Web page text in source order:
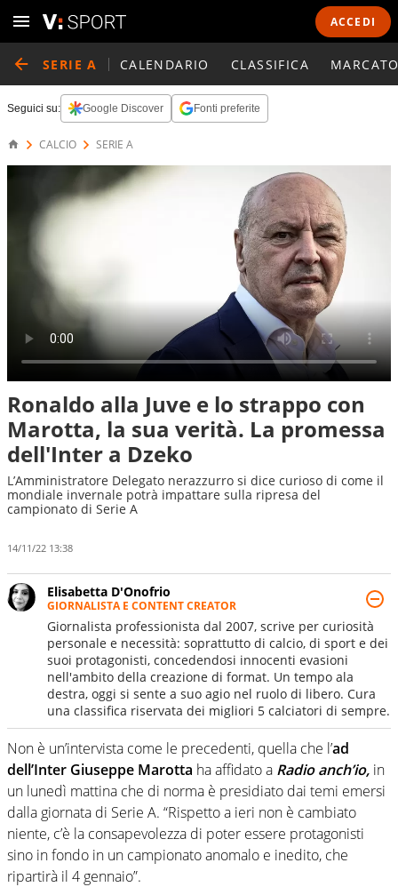
ACCEDI
SERIE A CALENDARIO CLASSIFICA
Seguici su: Google Discover Fonti preferite
CALCIO SERIE A
Ronaldo alla Juve e lo strappo con
Marotta, la sua verità. La promessa
dell'Inter a Dzeko
L’Amministratore Delegato nerazzurro si dice curioso di come il
mondiale invernale potrà impattare sulla ripresa del
campionato di Serie A
14/11/22 13:38
Elisabetta D'Onofrio
GIORNALISTA E CONTENT CREATOR
Giornalista professionista dal 2007, scrive per curiosità
personale e necessità: soprattutto di calcio, di sport e dei
suoi protagonisti, concedendosi innocenti evasioni
nell'ambito della creazione di format. Un tempo ala
destra, oggi si sente a suo agio nel ruolo di libero. Cura
una classifica riservata dei migliori 5 calciatori di sempre.
Non è un’intervista come le precedenti, quella che l’ad
dell’Inter Giuseppe Marotta ha affidato a Radio anch’io, in
un lunedì mattina che di norma è presidiato dai temi emersi
dalla giornata di Serie A. “Rispetto a ieri non è cambiato
niente, c’è la consapevolezza di poter essere protagonisti
sino in fondo in un campionato anomalo e inedito, che
ripartirà il 4 gennaio”.